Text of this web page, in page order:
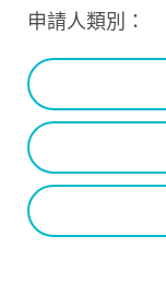
申請人類別：